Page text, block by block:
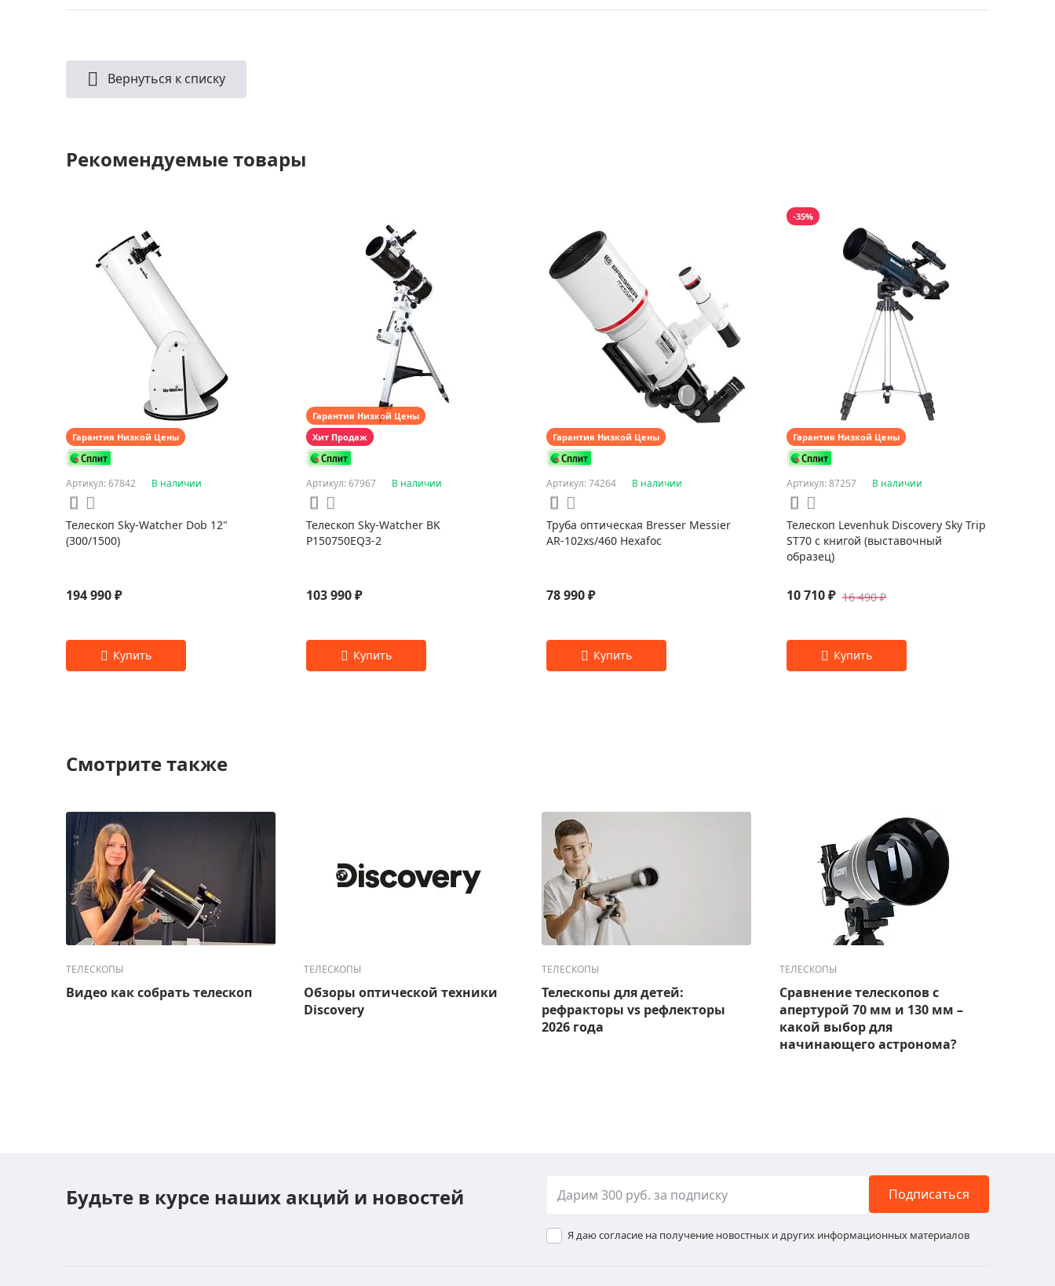
Вернуться к списку
Рекомендуемые товары
Гарантия Низкой Цены
Артикул: 67842 В наличии
Телескоп Sky-Watcher Dob 12"
(300/1500)
194 990 ₽
Гарантия Низкой Цены
Хит Продаж
Артикул: 67967 В наличии
Телескоп Sky-Watcher BK
P150750EQ3-2
103 990 ₽
Гарантия Низкой Цены
Артикул: 74264 В наличии
Труба оптическая Bresser Messier
AR-102xs/460 Hexafoc
78 990 ₽
-35%
Гарантия Низкой Цены
Артикул: 87257 В наличии
Телескоп Levenhuk Discovery Sky Trip
ST70 с книгой (выставочный
образец)
10 710 ₽ 16 490 ₽
Смотрите также
ТЕЛЕСКОПЫ
Видео как собрать телескоп
ТЕЛЕСКОПЫ
Обзоры оптической техники
Discovery
ТЕЛЕСКОПЫ
Телескопы для детей:
рефракторы vs рефлекторы
2026 года
ТЕЛЕСКОПЫ
Сравнение телескопов с
апертурой 70 мм и 130 мм –
какой выбор для
начинающего астронома?
Будьте в курсе наших акций и новостей Подписаться
Я даю согласие на получение новостных и других информационных материалов